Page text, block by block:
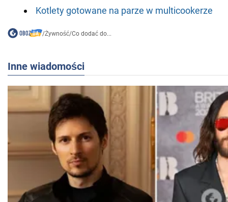
Kotlety gotowane na parze w multicookerze
/Żywność/Co dodać do...
Inne wiadomości